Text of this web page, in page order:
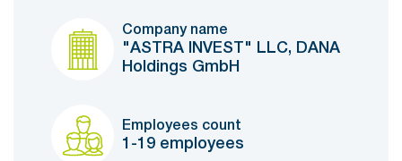
Company name
"ASTRA INVEST" LLC, DANA
Holdings GmbH
Employees count
1-19 employees